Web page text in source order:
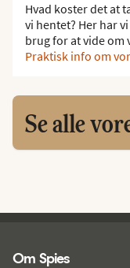
Hvad koster det at
vi hentet? Her har
brug for at vide om
Praktisk info om
Se alle
Om Spies